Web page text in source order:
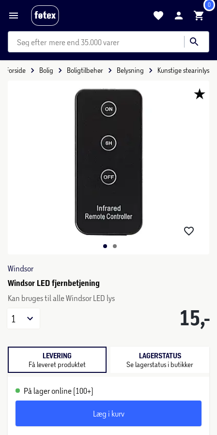
0
mere end 35.000 varer
Forside Bolig Boligtilbehør Belysning Kunstige stearinlys
Windsor
Windsor LED fjernbetjening
Kan bruges til alle Windsor LED lys
15,-
1
LEVERING
Få leveret produktet
LAGERSTATUS
Se lagerstatus i butikker
På lager online (100+)
Læg i kurv